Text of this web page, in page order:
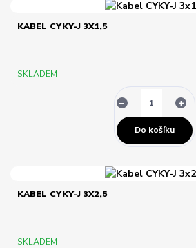
KABEL CYKY-J 3X1,5
SKLADEM
Do košíku
KABEL CYKY-J 3X2,5
SKLADEM